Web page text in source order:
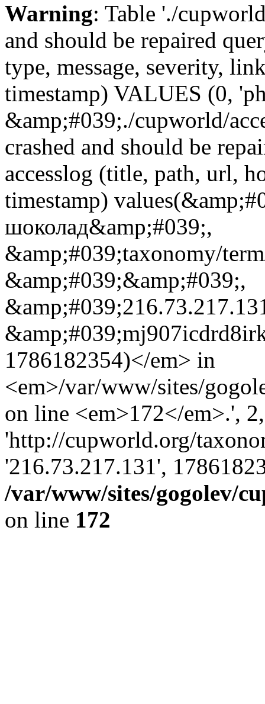
Warning: Table './
and should be repaired
type, message, severity,
timestamp) VALUES (0,
&amp;#039;./cupworld/
crashed and should be
accesslog (title, path, url,
timestamp)
шоколад&amp;#039;,
&amp;#039;taxonomy/
&amp;#039;&amp;#039;,
1786182354)</em> in
<em>/var/www/sites/
on line <em>172</em>.',
'http://cupworld.org/
'216.73.217.131',
/var/www/sites/gogolev/
on line 172